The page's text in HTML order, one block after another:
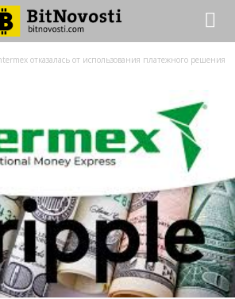
отказалась от использования платежного решения